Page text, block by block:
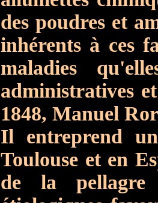
des poudres et
inhérents à ces
maladies
administratives
1848, Manuel
Il entreprend
Toulouse et en
de la pellagre